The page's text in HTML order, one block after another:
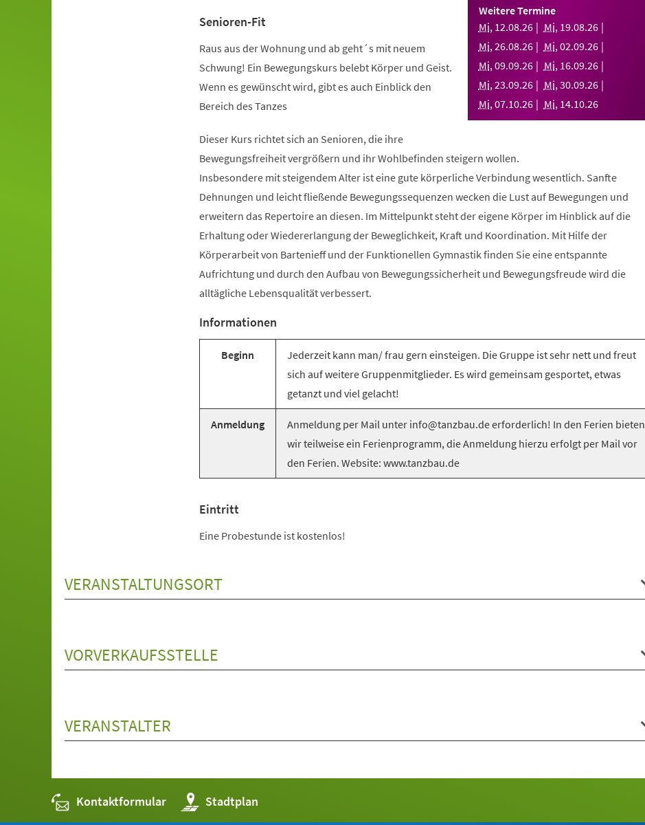
einem
neuen
Tab)
Weitere Termine
Mi, 12.08.26 Mi, 19.08.26
Mi,26.08.26 Mi,02.09.26
Mi,09.09.26 Mi, 16.09.26
Mi,23.09.26 Mi,30.09.26
Mi,07.10.26 Mi, 14.10.26
Senioren-Fit
Raus aus der Wohnung und ab geht´s mit neuem
Schwung! Ein Bewegungskurs belebt Körper und Geist.
Wenn es gewünscht wird, gibt es auch Einblick den
Bereich des Tanzes
Dieser Kurs richtet sich an Senioren, die ihre
Bewegungsfreiheit vergrößern und ihr Wohlbefinden steigern wollen.
Insbesondere mit steigendem Alter ist eine gute körperliche Verbindung wesentlich. Sanfte
Dehnungen und leicht fließende Bewegungssequenzen wecken die Lust auf Bewegungen und
erweitern das Repertoire an diesen. Im Mittelpunkt steht der eigene Körper im Hinblick auf die
Erhaltung oder Wiedererlangung der Beweglichkeit, Kraft und Koordination. Mit Hilfe der
Körperarbeit von Bartenieff und der Funktionellen Gymnastik finden Sie eine entspannte
Aufrichtung und durch den Aufbau von Bewegungssicherheit und Bewegungsfreude wird die
alltägliche Lebensqualität verbessert.
Informationen
Beginn
Jederzeit kann man/ frau gern einsteigen. Die Gruppe ist sehr nett und freut
sich auf weitere Gruppenmitglieder. Es wird gemeinsam gesportet, etwas
getanzt und viel gelacht!
Anmeldung
Anmeldung per Mail unter info@tanzbau.de erforderlich! In den Ferien bieten
wir teilweise ein Ferienprogramm, die Anmeldung hierzu erfolgt per Mail vor
den Ferien. Website: www.tanzbau.de
Eintritt
Eine Probestunde ist kostenlos!
VERANSTALTUNGSORT
VORVERKAUFSSTELLE
VERANSTALTER
Kontaktformular Stadtplan
(Öffnet
in